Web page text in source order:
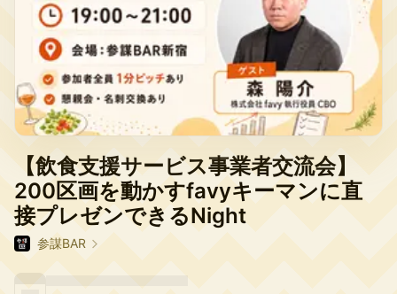
【飲食支援サービス事業者交流会】
200区画を動かすfavyキーマンに直
接プレゼンできるNight
参謀BAR